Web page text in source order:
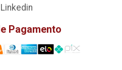
Linkedin
Pagamento